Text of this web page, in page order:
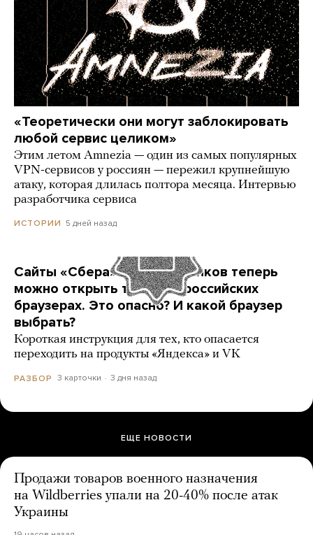
«Теоретически они могут заблокировать
любой сервис целиком»
Этим летом Amnezia — один из самых популярных
VPN-сервисов у россиян — пережил крупнейшую
атаку, которая длилась полтора месяца. Интервью
разработчика сервиса
ИСТОРИИ 5 дней назад
Сайты «Сбера» и других банков теперь
можно открыть только в российских
браузерах. Это опасно? И какой браузер
выбрать?
Короткая инструкция для тех, кто опасается
переходить на продукты «Яндекса» и VK
РАЗБОР 3 карточки 3 дня назад
ЕЩЕ НОВОСТИ
Продажи товаров военного назначения
на Wildberries упали на 20-40% после атак
Украины